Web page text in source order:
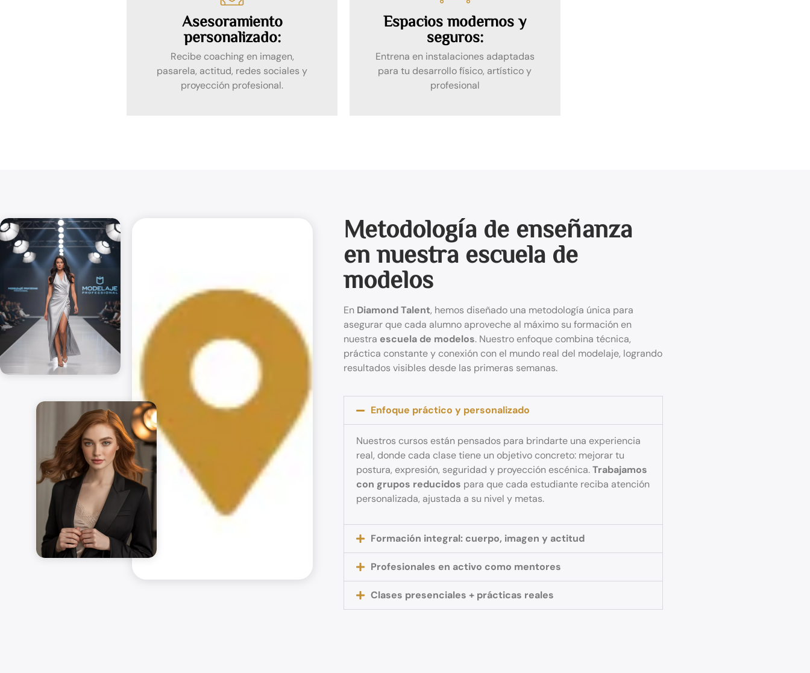
Asesoramiento
personalizado:
Recibe coaching en imagen,
pasarela, actitud, redes sociales y
proyección profesional.
Espacios modernos y
seguros:
Entrena en instalaciones adaptadas
para tu desarrollo físico, artístico y
profesional
Metodología de enseñanza
en nuestra escuela de
modelos
En Diamond Talent, hemos diseñado una metodología única para
asegurar que cada alumno aproveche al máximo su formación en
nuestra escuela de modelos. Nuestro enfoque combina técnica,
práctica constante y conexión con el mundo real del modelaje, logrando
resultados visibles desde las primeras semanas.
Enfoque práctico y personalizado
Nuestros cursos están pensados para brindarte una experiencia
real, donde cada clase tiene un objetivo concreto: mejorar tu
postura, expresión, seguridad y proyección escénica.Trabajamos
con grupos reducidos para que cada estudiante reciba atención
personalizada, ajustada a su nivel y metas.
Formación integral: cuerpo, imagen y actitud
Profesionales en activo como mentores
Clases presenciales + prácticas reales